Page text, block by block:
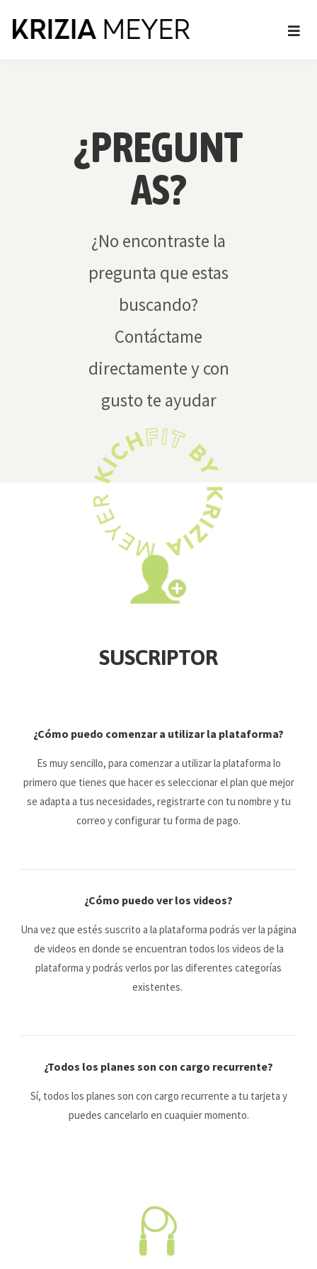
¿PREGUNT
AS?
¿No encontraste la
pregunta que estas
buscando?
Contáctame
directamente y con
gusto te ayudar
SUSCRIPTOR
¿Cómo puedo comenzar a utilizar la plataforma?
Es muy sencillo, para comenzar a utilizar la plataforma lo
primero que tienes que hacer es seleccionar el plan que mejor
se adapta a tus necesidades, registrarte con tu nombre y tu
correo y configurar tu forma de pago.
¿Cómo puedo ver los videos?
Una vez que estés suscrito a la plataforma podrás ver la página
de videos en donde se encuentran todos los videos de la
plataforma y podrás verlos por las diferentes categorías
existentes.
¿Todos los planes son con cargo recurrente?
Sí, todos los planes son con cargo recurrente a tu tarjeta y
puedes cancelarlo en cuaquier momento.